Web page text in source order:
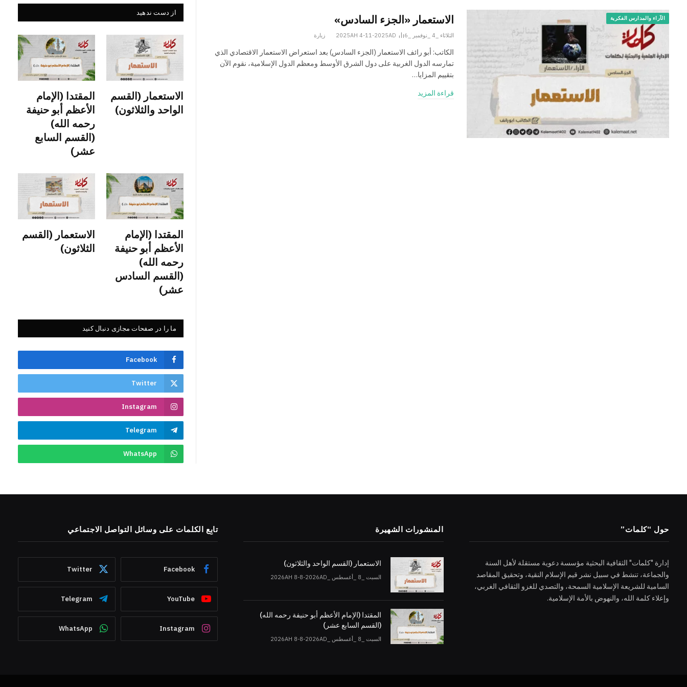
الآراء والمدارس الفكرية الاستعمار «الجزء السادس»
الثلاثاء _4 _نوفمبر _2025AH 4-11-2025AD 6 زيارة
الكاتب: أبو رائف الاستعمار (الجزء السادس) بعد استعراض الاستعمار الاقتصادي الذي
تمارسه الدول الغربية على دول الشرق الأوسط ومعظم الدول الإسلامية، نقوم الآن
بتقييم المزايا…
قراءة المزيد
از دست ندهید
الاستعمار (القسم
الواحد والثلاثون)
المقتدا (الإمام
الأعظم أبو حنيفة
رحمه الله)
(القسم السابع
عشر)
المقتدا (الإمام
الأعظم أبو حنيفة
رحمه الله)
(القسم السادس
عشر)
الاستعمار (القسم
الثلاثون)
ما را در صفحات مجازی دنبال کنید
Facebook
Twitter
Instagram
Telegram
WhatsApp
حول “كلمات”
إدارة "كلمات" الثقافية البحثية مؤسسة دعوية مستقلة لأهل السنة
والجماعة، تنشط في سبيل نشر قيم الإسلام النقية، وتحقيق المقاصد
السامية للشريعة الإسلامية السمحة، والتصدي للغزو الثقافي الغربي،
وإعلاء كلمة الله، والنهوض بالأمة الإسلامية.
المنشورات الشهيرة
الاستعمار (القسم الواحد والثلاثون)
السبت _8 _أغسطس _2026AH 8-8-2026AD
المقتدا (الإمام الأعظم أبو حنيفة رحمه الله)
(القسم السابع عشر)
السبت _8 _أغسطس _2026AH 8-8-2026AD
تابِع الكلمات على وسائل التواصل الاجتماعي
Facebook
Twitter
YouTube
Telegram
Instagram
WhatsApp